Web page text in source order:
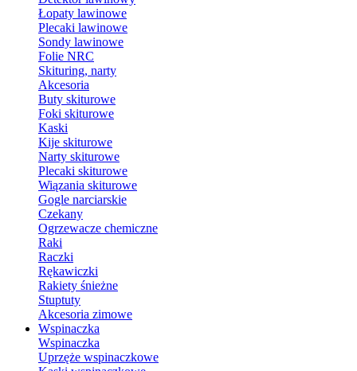
Łopaty lawinowe
Plecaki lawinowe
Sondy lawinowe
Folie NRC
Skituring, narty
Akcesoria
Buty skiturowe
Foki skiturowe
Kaski
Kije skiturowe
Narty skiturowe
Plecaki skiturowe
Wiązania skiturowe
Gogle narciarskie
Czekany
Ogrzewacze chemiczne
Raki
Raczki
Rękawiczki
Rakiety śnieżne
Stuptuty
Akcesoria zimowe
Wspinaczka
Wspinaczka
Uprzęże wspinaczkowe